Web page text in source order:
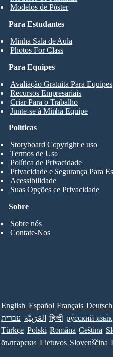
Para Estudantes
Minha Sala de Aula
Photos For Class
Modelos de Pôster
Para Equipes
Avaliação Gratuita Para Equipes
Recursos Empresariais
Criar Para o Trabalho
Junte-se à Minha Equipe
Sobre
Sobre nós
Contate-Nos
Políticas
Storyboard Copyright e uso
Termos de Uso
Política de Privacidade
Privacidade e Segurança Para
Acessibilidade
Suas Opções de Privacidade
English Español Français Deutsch
עברית العَرَبِيَّة हिन्दी ру́сский язы́к
Türkçe Polski Româna Ceština
български Lietuvos Slovenščina